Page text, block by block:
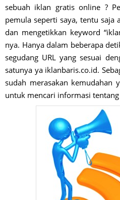
sebuah iklan gratis online ?
pemula seperti saya, tentu saja
dan mengetikkan keyword
nya. Hanya dalam beberapa
segudang URL yang sesuai
satunya ya iklanbaris.co.id.
sudah merasakan kemudahan
untuk mencari informasi